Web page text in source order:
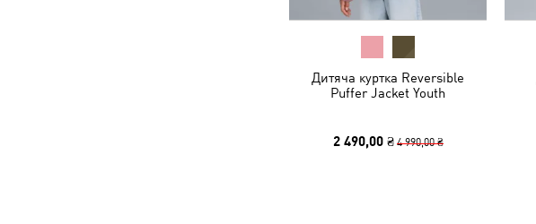
Дитяча куртка Reversible
Puffer Jacket Youth
2 490,00 ₴ 4 990,00 ₴